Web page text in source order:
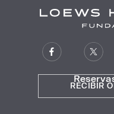
RECIBIR